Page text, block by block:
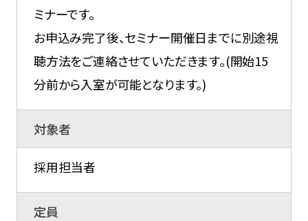
ミナーです。
お申込み完了後、セミナー開催日までに別途視
聴方法をご連絡させていただきます。(開始15
分前から入室が可能となります。)
対象者
採用担当者
定員